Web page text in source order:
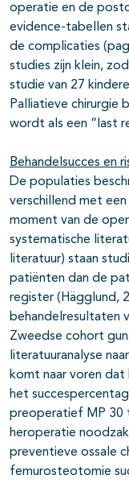
operatie en de
evidence-tabellen
de complicaties
studies zijn klein,
studie van 27
Palliatieve chirurgie
wordt als een “last
Behandelsucces en
De populaties
verschillend met
moment van de
systematische
literatuur) staan
patiënten dan de
register (Hägglund,
behandelresultaten
Zweedse cohort
literatuuranalyse
komt naar voren
het
preoperatief MP 30
heroperatie
preventieve ossale
femurosteotomie